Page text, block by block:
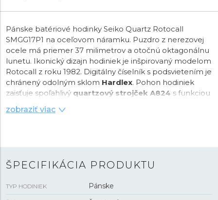
Pánske batériové hodinky Seiko Quartz Rotocall
SMGG17P1 na oceľovom náramku. Puzdro z nerezovej
ocele má priemer 37 milimetrov a otočnú oktagonálnu
lunetu. Ikonický dizajn hodiniek je inšpirovaný modelom
Rotocall z roku 1982. Digitálny číselník s podsvietením je
chránený odolným sklom Hardlex. Pohon hodiniek
zaisťuje spoľahlivý quartzový strojček A824 s funkciou
dátumu, dňa v týždni, budíka, timera, stopiek, duálneho
času, indikácie slabej batérie a 24-hodinového formátu
zobraziť viac
ŠPECIFIKÁCIA PRODUKTU
TYP HODINIEK Pánske